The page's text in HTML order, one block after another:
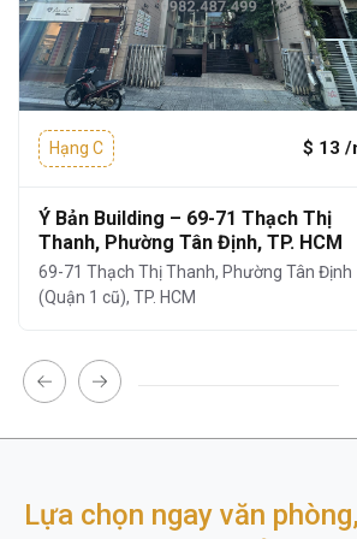
3. TIỆN ÍCH DỊCH
NHÀ
hệ thống tiện ích – dịch vụ
thường trực 24/7.
Hạng C $ 13 /
Ý Bản Building – 69-71 Thạch Thị
Thanh, Phường Tân Định, TP. HCM
69-71 Thạch Thị Thanh, Phường Tân Định
(Quận 1 cũ), TP. HCM
Lựa chọn ngay văn